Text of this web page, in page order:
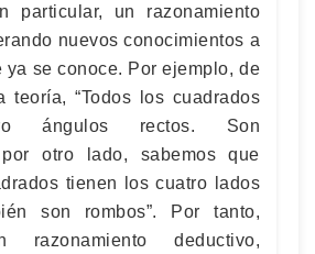
particular, un razonamiento
nuevos conocimientos a
ya se conoce. Por ejemplo, de
teoría, “Todos los cuadrados
ángulos rectos. Son
por otro lado, sabemos que
tienen los cuatro lados
son rombos”. Por tanto,
razonamiento deductivo,